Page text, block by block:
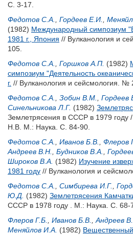
С. 3-17.
Федотов С.А.
Гордеев Е.И.
(1982) Международный симпозиум
1981 г., Япония // Вулканология и
105.
Федотов С.А.
Горшков А.П. (1982)
симпозиум "Деятельность
г. // Вулканология и сейсмология. №
Федотов С.А.
Зобин В.М. Гордеев
Синельникова Л.Г. (1982)
Землетрясения в СССР в 1979 году /
Н.В. М.: Наука. С. 84-90.
Федотов С.А.
Иванов Б.В. Флеров
Андреев В.Н.
Будников В.А.
Широков В.А. (1982) Изучение
1981 году // Вулканология и
Федотов С.А.
Симбирева И.Г.
Ю.Д. (1982) Землетрясения
СССР в 1978 году . М.: Наука. С. 68-
Флеров Г.Б.
Иванов Б.В. Андреев
Меняйлов И.А. (1982) Вещественный